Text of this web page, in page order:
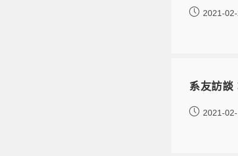
2021-
系友訪談
2021-